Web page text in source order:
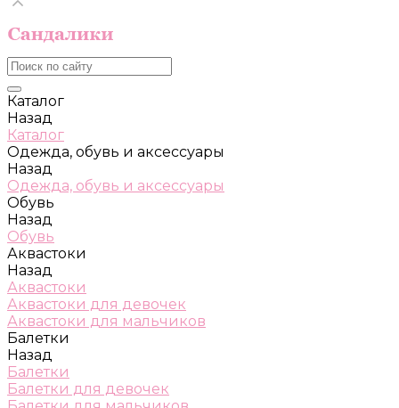
Каталог
Назад
Каталог
Одежда, обувь и аксессуары
Назад
Одежда, обувь и аксессуары
Обувь
Назад
Обувь
Аквастоки
Назад
Аквастоки
Аквастоки для девочек
Аквастоки для мальчиков
Балетки
Назад
Балетки
Балетки для девочек